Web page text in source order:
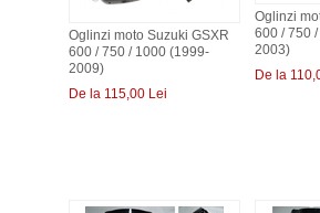
Oglinzi moto Suzuki GSXR
600 / 750 / 1000 (1999-
2009)
De la 115,00 Lei
Oglinzi
600 / 750
2003)
De la